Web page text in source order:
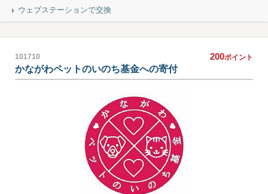
ウェブステーションで交換
101710 200ポイント
かながわペットのいのち基金への寄付